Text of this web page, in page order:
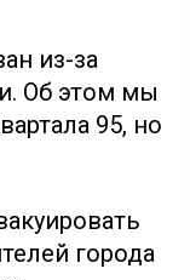
из-за
Об этом мы
95, но
города